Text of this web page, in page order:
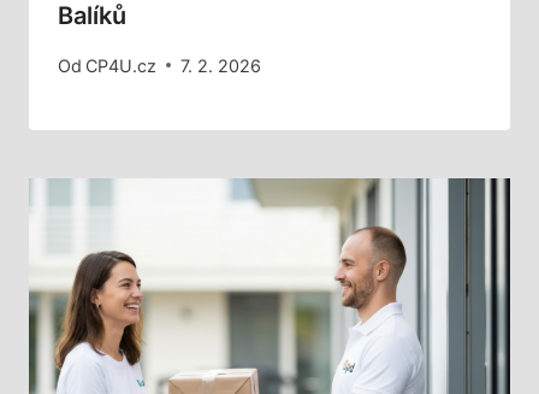
Balíků
Od CP4U.cz 7. 2. 2026